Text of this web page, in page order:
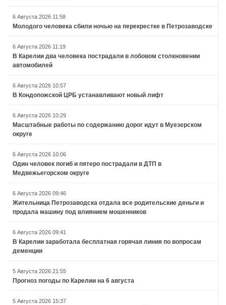
6 Августа 2026 11:58
Молодого человека сбили ночью на перекрестке в Петрозаводске
6 Августа 2026 11:19
В Карелии два человека пострадали в лобовом столкновении
автомобилей
6 Августа 2026 10:57
В Кондопожской ЦРБ устанавливают новый лифт
6 Августа 2026 10:29
Масштабные работы по содержанию дорог идут в Муезерском
округе
6 Августа 2026 10:06
Один человек погиб и пятеро пострадали в ДТП в
Медвежьегорском округе
6 Августа 2026 09:46
Жительница Петрозаводска отдала все родительские деньги и
продала машину под влиянием мошенников
6 Августа 2026 09:41
В Карелии заработала бесплатная горячая линия по вопросам
деменции
5 Августа 2026 21:55
Прогноз погоды по Карелии на 6 августа
5 Августа 2026 15:37